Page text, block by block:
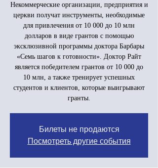
Некоммерческие организации, предприятия и
церкви получат инструменты, необходимые
для привлечения от 10 000 до 10 млн
долларов в виде грантов с помощью
эксклюзивной программы доктора Барбары
«Семь шагов к готовности». Доктор Райт
является победителем грантов от 10 000 до
10 млн, а также тренирует успешных
студентов и клиентов, которые выигрывают
гранты.
Билеты не продаются
Посмотреть другие события